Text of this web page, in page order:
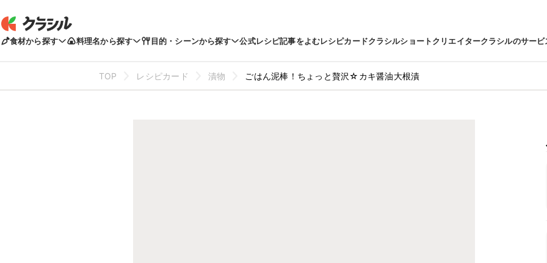
食材から探す 料理名から探す 目的・シーンから探す 公式レシピ記事をよむレシピカードクラシルショートクリエイタークラシルのサービ
TOP レシピカード 漬物 ごはん泥棒！ちょっと贅沢☆カキ醤油大根漬